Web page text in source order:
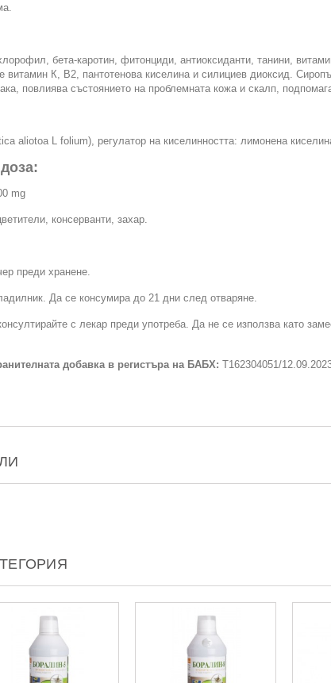
бета-каротин, фитонциди, антиоксиданти, танини,
К, В2, пантотенова киселина и силициев диоксид.
повлиява състоянието на проблемната кожа и скалп,
aliotoa L folium), регулатор на киселинността: лимонена
mg
консерванти, захар.
преди хранене.
Да се консумира до 21 дни след отваряне.
с лекар преди употреба. Да не се използва като
добавка в регистъра на БАБХ: Т162304051/